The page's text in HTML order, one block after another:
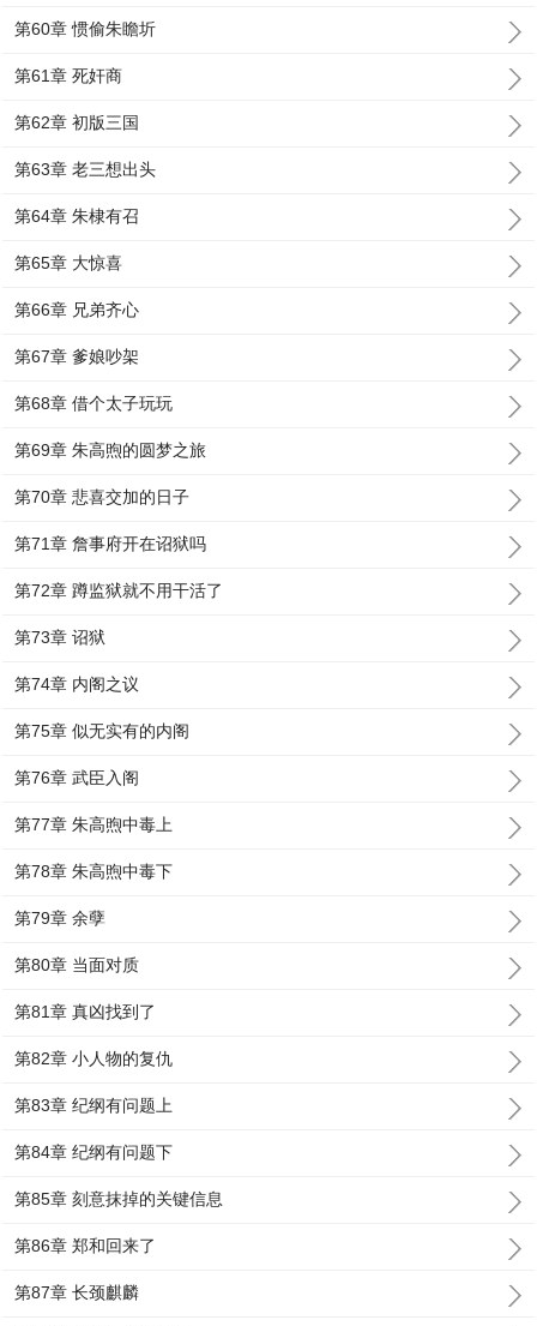
第60章 惯偷朱瞻圻
第61章 死奸商
第62章 初版三国
第63章 老三想出头
第64章 朱棣有召
第65章 大惊喜
第66章 兄弟齐心
第67章 爹娘吵架
第68章 借个太子玩玩
第69章 朱高煦的圆梦之旅
第70章 悲喜交加的日子
第71章 詹事府开在诏狱吗
第72章 蹲监狱就不用干活了
第73章 诏狱
第74章 内阁之议
第75章 似无实有的内阁
第76章 武臣入阁
第77章 朱高煦中毒上
第78章 朱高煦中毒下
第79章 余孽
第80章 当面对质
第81章 真凶找到了
第82章 小人物的复仇
第83章 纪纲有问题上
第84章 纪纲有问题下
第85章 刻意抹掉的关键信息
第86章 郑和回来了
第87章 长颈麒麟